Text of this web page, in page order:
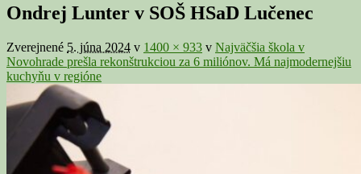
galérii
Ondrej Lunter v SOŠ HSaD Lučenec
Zverejnené 5. júna 2024 v 1400 × 933 v Najväčšia škola v
Novohrade prešla rekonštrukciou za 6 miliónov. Má najmodernejšiu
kuchyňu v regióne